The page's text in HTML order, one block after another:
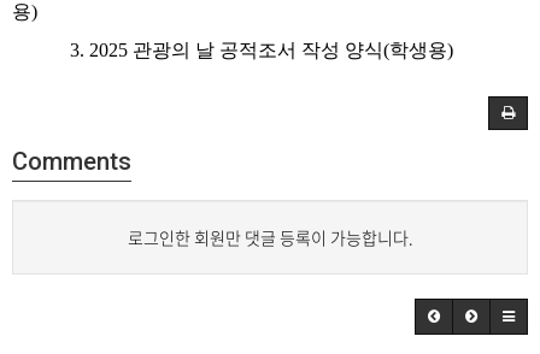
용)
3. 2025 관광의 날 공적조서 작성 양식(학생용)
Comments
로그인한 회원만 댓글 등록이 가능합니다.